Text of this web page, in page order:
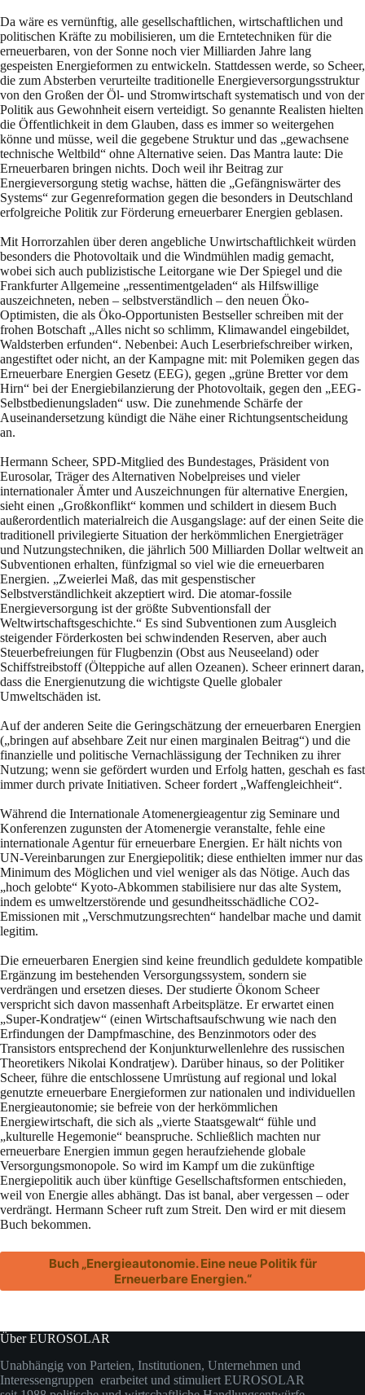
Da wäre es vernünftig, alle gesellschaftlichen, wirtschaftlichen und
politischen Kräfte zu mobilisieren, um die Erntetechniken für die
erneuerbaren, von der Sonne noch vier Milliarden Jahre lang
gespeisten Energieformen zu entwickeln. Stattdessen werde, so Scheer,
die zum Absterben verurteilte traditionelle Energieversorgungsstruktur
von den Großen der Öl- und Stromwirtschaft systematisch und von der
Politik aus Gewohnheit eisern verteidigt. So genannte Realisten hielten
die Öffentlichkeit in dem Glauben, dass es immer so weitergehen
könne und müsse, weil die gegebene Struktur und das „gewachsene
technische Weltbild“ ohne Alternative seien. Das Mantra laute: Die
Erneuerbaren bringen nichts. Doch weil ihr Beitrag zur
Energieversorgung stetig wachse, hätten die „Gefängniswärter des
Systems“ zur Gegenreformation gegen die besonders in Deutschland
erfolgreiche Politik zur Förderung erneuerbarer Energien geblasen.
Mit Horrorzahlen über deren angebliche Unwirtschaftlichkeit würden
besonders die Photovoltaik und die Windmühlen madig gemacht,
wobei sich auch publizistische Leitorgane wie Der Spiegel und die
Frankfurter Allgemeine „ressentimentgeladen“ als Hilfswillige
auszeichneten, neben – selbstverständlich – den neuen Öko-
Optimisten, die als Öko-Opportunisten Bestseller schreiben mit der
frohen Botschaft „Alles nicht so schlimm, Klimawandel eingebildet,
Waldsterben erfunden“. Nebenbei: Auch Leserbriefschreiber wirken,
angestiftet oder nicht, an der Kampagne mit: mit Polemiken gegen das
Erneuerbare Energien Gesetz (EEG), gegen „grüne Bretter vor dem
Hirn“ bei der Energiebilanzierung der Photovoltaik, gegen den „EEG-
Selbstbedienungsladen“ usw. Die zunehmende Schärfe der
Auseinandersetzung kündigt die Nähe einer Richtungsentscheidung
an.
Hermann Scheer, SPD-Mitglied des Bundestages, Präsident von
Eurosolar, Träger des Alternativen Nobelpreises und vieler
internationaler Ämter und Auszeichnungen für alternative Energien,
sieht einen „Großkonflikt“ kommen und schildert in diesem Buch
außerordentlich materialreich die Ausgangslage: auf der einen Seite die
traditionell privilegierte Situation der herkömmlichen Energieträger
und Nutzungstechniken, die jährlich 500 Milliarden Dollar weltweit an
Subventionen erhalten, fünfzigmal so viel wie die erneuerbaren
Energien. „Zweierlei Maß, das mit gespenstischer
Selbstverständlichkeit akzeptiert wird. Die atomar-fossile
Energieversorgung ist der größte Subventionsfall der
Weltwirtschaftsgeschichte.“ Es sind Subventionen zum Ausgleich
steigender Förderkosten bei schwindenden Reserven, aber auch
Steuerbefreiungen für Flugbenzin (Obst aus Neuseeland) oder
Schiffstreibstoff (Ölteppiche auf allen Ozeanen). Scheer erinnert daran,
dass die Energienutzung die wichtigste Quelle globaler
Umweltschäden ist.
Auf der anderen Seite die Geringschätzung der erneuerbaren Energien
(„bringen auf absehbare Zeit nur einen marginalen Beitrag“) und die
finanzielle und politische Vernachlässigung der Techniken zu ihrer
Nutzung; wenn sie gefördert wurden und Erfolg hatten, geschah es fast
immer durch private Initiativen. Scheer fordert „Waffengleichheit“.
Während die Internationale Atomenergieagentur zig Seminare und
Konferenzen zugunsten der Atomenergie veranstalte, fehle eine
internationale Agentur für erneuerbare Energien. Er hält nichts von
UN-Vereinbarungen zur Energiepolitik; diese enthielten immer nur das
Minimum des Möglichen und viel weniger als das Nötige. Auch das
„hoch gelobte“ Kyoto-Abkommen stabilisiere nur das alte System,
indem es umweltzerstörende und gesundheitsschädliche CO2-
Emissionen mit „Verschmutzungsrechten“ handelbar mache und damit
legitim.
Die erneuerbaren Energien sind keine freundlich geduldete kompatible
Ergänzung im bestehenden Versorgungssystem, sondern sie
verdrängen und ersetzen dieses. Der studierte Ökonom Scheer
verspricht sich davon massenhaft Arbeitsplätze. Er erwartet einen
„Super-Kondratjew“ (einen Wirtschaftsaufschwung wie nach den
Erfindungen der Dampfmaschine, des Benzinmotors oder des
Transistors entsprechend der Konjunkturwellenlehre des russischen
Theoretikers Nikolai Kondratjew). Darüber hinaus, so der Politiker
Scheer, führe die entschlossene Umrüstung auf regional und lokal
genutzte erneuerbare Energieformen zur nationalen und individuellen
Energieautonomie; sie befreie von der herkömmlichen
Energiewirtschaft, die sich als „vierte Staatsgewalt“ fühle und
„kulturelle Hegemonie“ beanspruche. Schließlich machten nur
erneuerbare Energien immun gegen heraufziehende globale
Versorgungsmonopole. So wird im Kampf um die zukünftige
Energiepolitik auch über künftige Gesellschaftsformen entschieden,
weil von Energie alles abhängt. Das ist banal, aber vergessen – oder
verdrängt. Hermann Scheer ruft zum Streit. Den wird er mit diesem
Buch bekommen.
Buch „Energieautonomie. Eine neue Politik für
Erneuerbare Energien.“
Über EUROSOLAR
Unabhängig von Parteien, Institutionen, Unternehmen und
Interessengruppen erarbeitet und stimuliert EUROSOLAR